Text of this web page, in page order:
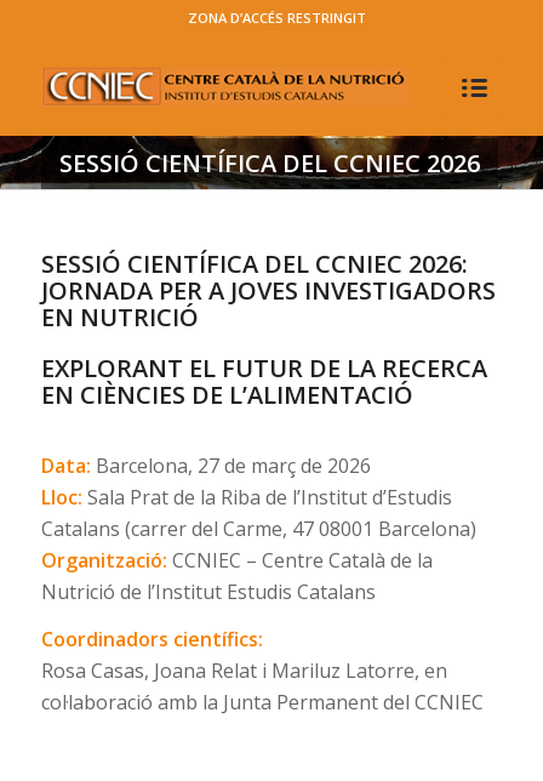
ZONA D’ACCÉS RESTRINGIT
SESSIÓ CIENTÍFICA DEL CCNIEC 2026
SESSIÓ CIENTÍFICA DEL CCNIEC 2026:
JORNADA PER A JOVES INVESTIGADORS
EN NUTRICIÓ
EXPLORANT EL FUTUR DE LA RECERCA
EN CIÈNCIES DE L’ALIMENTACIÓ
Data: Barcelona, 27 de març de 2026
Lloc: Sala Prat de la Riba de l’Institut d’Estudis
Catalans (carrer del Carme, 47 08001 Barcelona)
Organització: CCNIEC – Centre Català de la
Nutrició de l’Institut Estudis Catalans
Coordinadors científics:
Rosa Casas, Joana Relat i Mariluz Latorre, en
col·laboració amb la Junta Permanent del CCNIEC